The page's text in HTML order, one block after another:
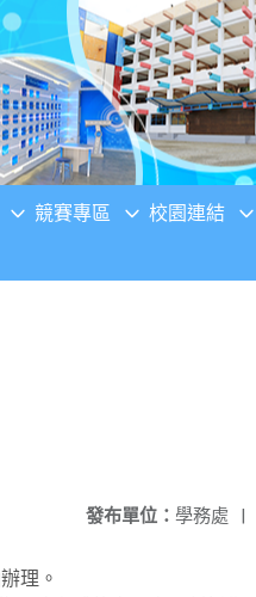
競賽專區 校園連結
發布單位： 學務處 |
理。